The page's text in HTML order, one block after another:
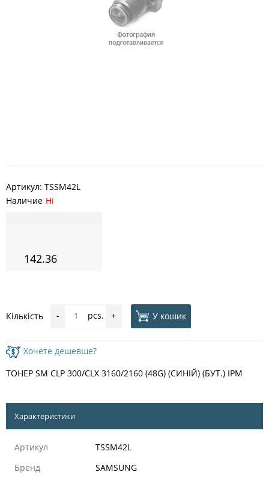
Артикул: TSSM42L
Наличие Ні
142.36
Кількість - pcs. + У кошик
Хочете дешевше?
ТОНЕР SM CLP 300/CLX 3160/2160 (48G) (СИНІЙ) (БУТ.) IPM
Характеристики
Артикул
TSSM42L
Бренд
SAMSUNG